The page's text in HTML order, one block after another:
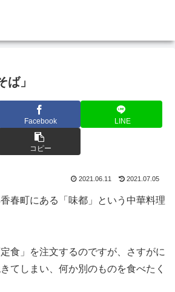
ば」
Facebook LINE
コピー
2021.06.11 2021.07.05
春町にある「味都」という中華料理
食」を注文するのですが、さすがに
てしまい、何か別のものを食べたく